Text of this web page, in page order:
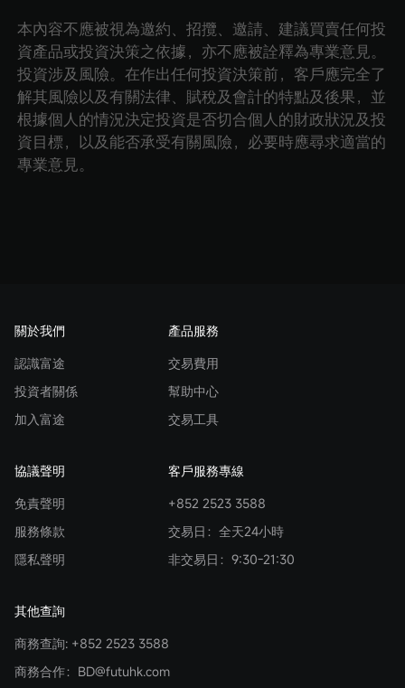
本內容不應被視為邀約、招攬、邀請、建議買賣任何投
資產品或投資決策之依據，亦不應被詮釋為專業意見。
投資涉及風險。在作出任何投資決策前，客戶應完全了
解其風險以及有關法律、賦稅及會計的特點及後果，並
根據個人的情況決定投資是否切合個人的財政狀況及投
資目標，以及能否承受有關風險，必要時應尋求適當的
專業意見。
關於我們
認識富途
投資者關係
加入富途
產品服務
交易費用
幫助中心
交易工具
協議聲明
免責聲明
服務條款
隱私聲明
客戶服務專線
+852 2523 3588
交易日：全天24小時
非交易日：9:30-21:30
其他查詢
商務查詢: +852 2523 3588
商務合作：BD@futuhk.com